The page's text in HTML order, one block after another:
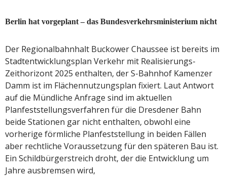
Berlin hat vorgeplant – das Bundesverkehrsministerium nicht
Der Regionalbahnhalt Buckower Chaussee ist bereits im
Stadtentwicklungsplan Verkehr mit Realisierungs-
Zeithorizont 2025 enthalten, der S-Bahnhof Kamenzer
Damm ist im Flächennutzungsplan fixiert. Laut Antwort
auf die Mündliche Anfrage sind im aktuellen
Planfeststellungsverfahren für die Dresdener Bahn
beide Stationen gar nicht enthalten, obwohl eine
vorherige förmliche Planfeststellung in beiden Fällen
aber rechtliche Voraussetzung für den späteren Bau ist.
Ein Schildbürgerstreich droht, der die Entwicklung um
Jahre ausbremsen wird,